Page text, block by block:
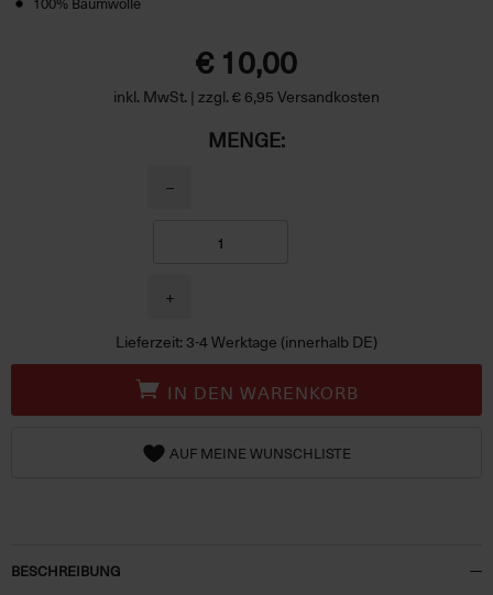
€ 10,00
inkl. MwSt. | zzgl. € 6,95 Versandkosten
MENGE:
−
+
Lieferzeit: 3-4 Werktage (innerhalb DE)
IN DEN WARENKORB
AUF MEINE WUNSCHLISTE
BESCHREIBUNG